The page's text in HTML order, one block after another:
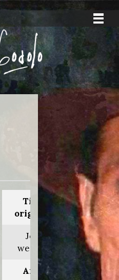
Titolo
originale:
Joe's
wedding
Anno: